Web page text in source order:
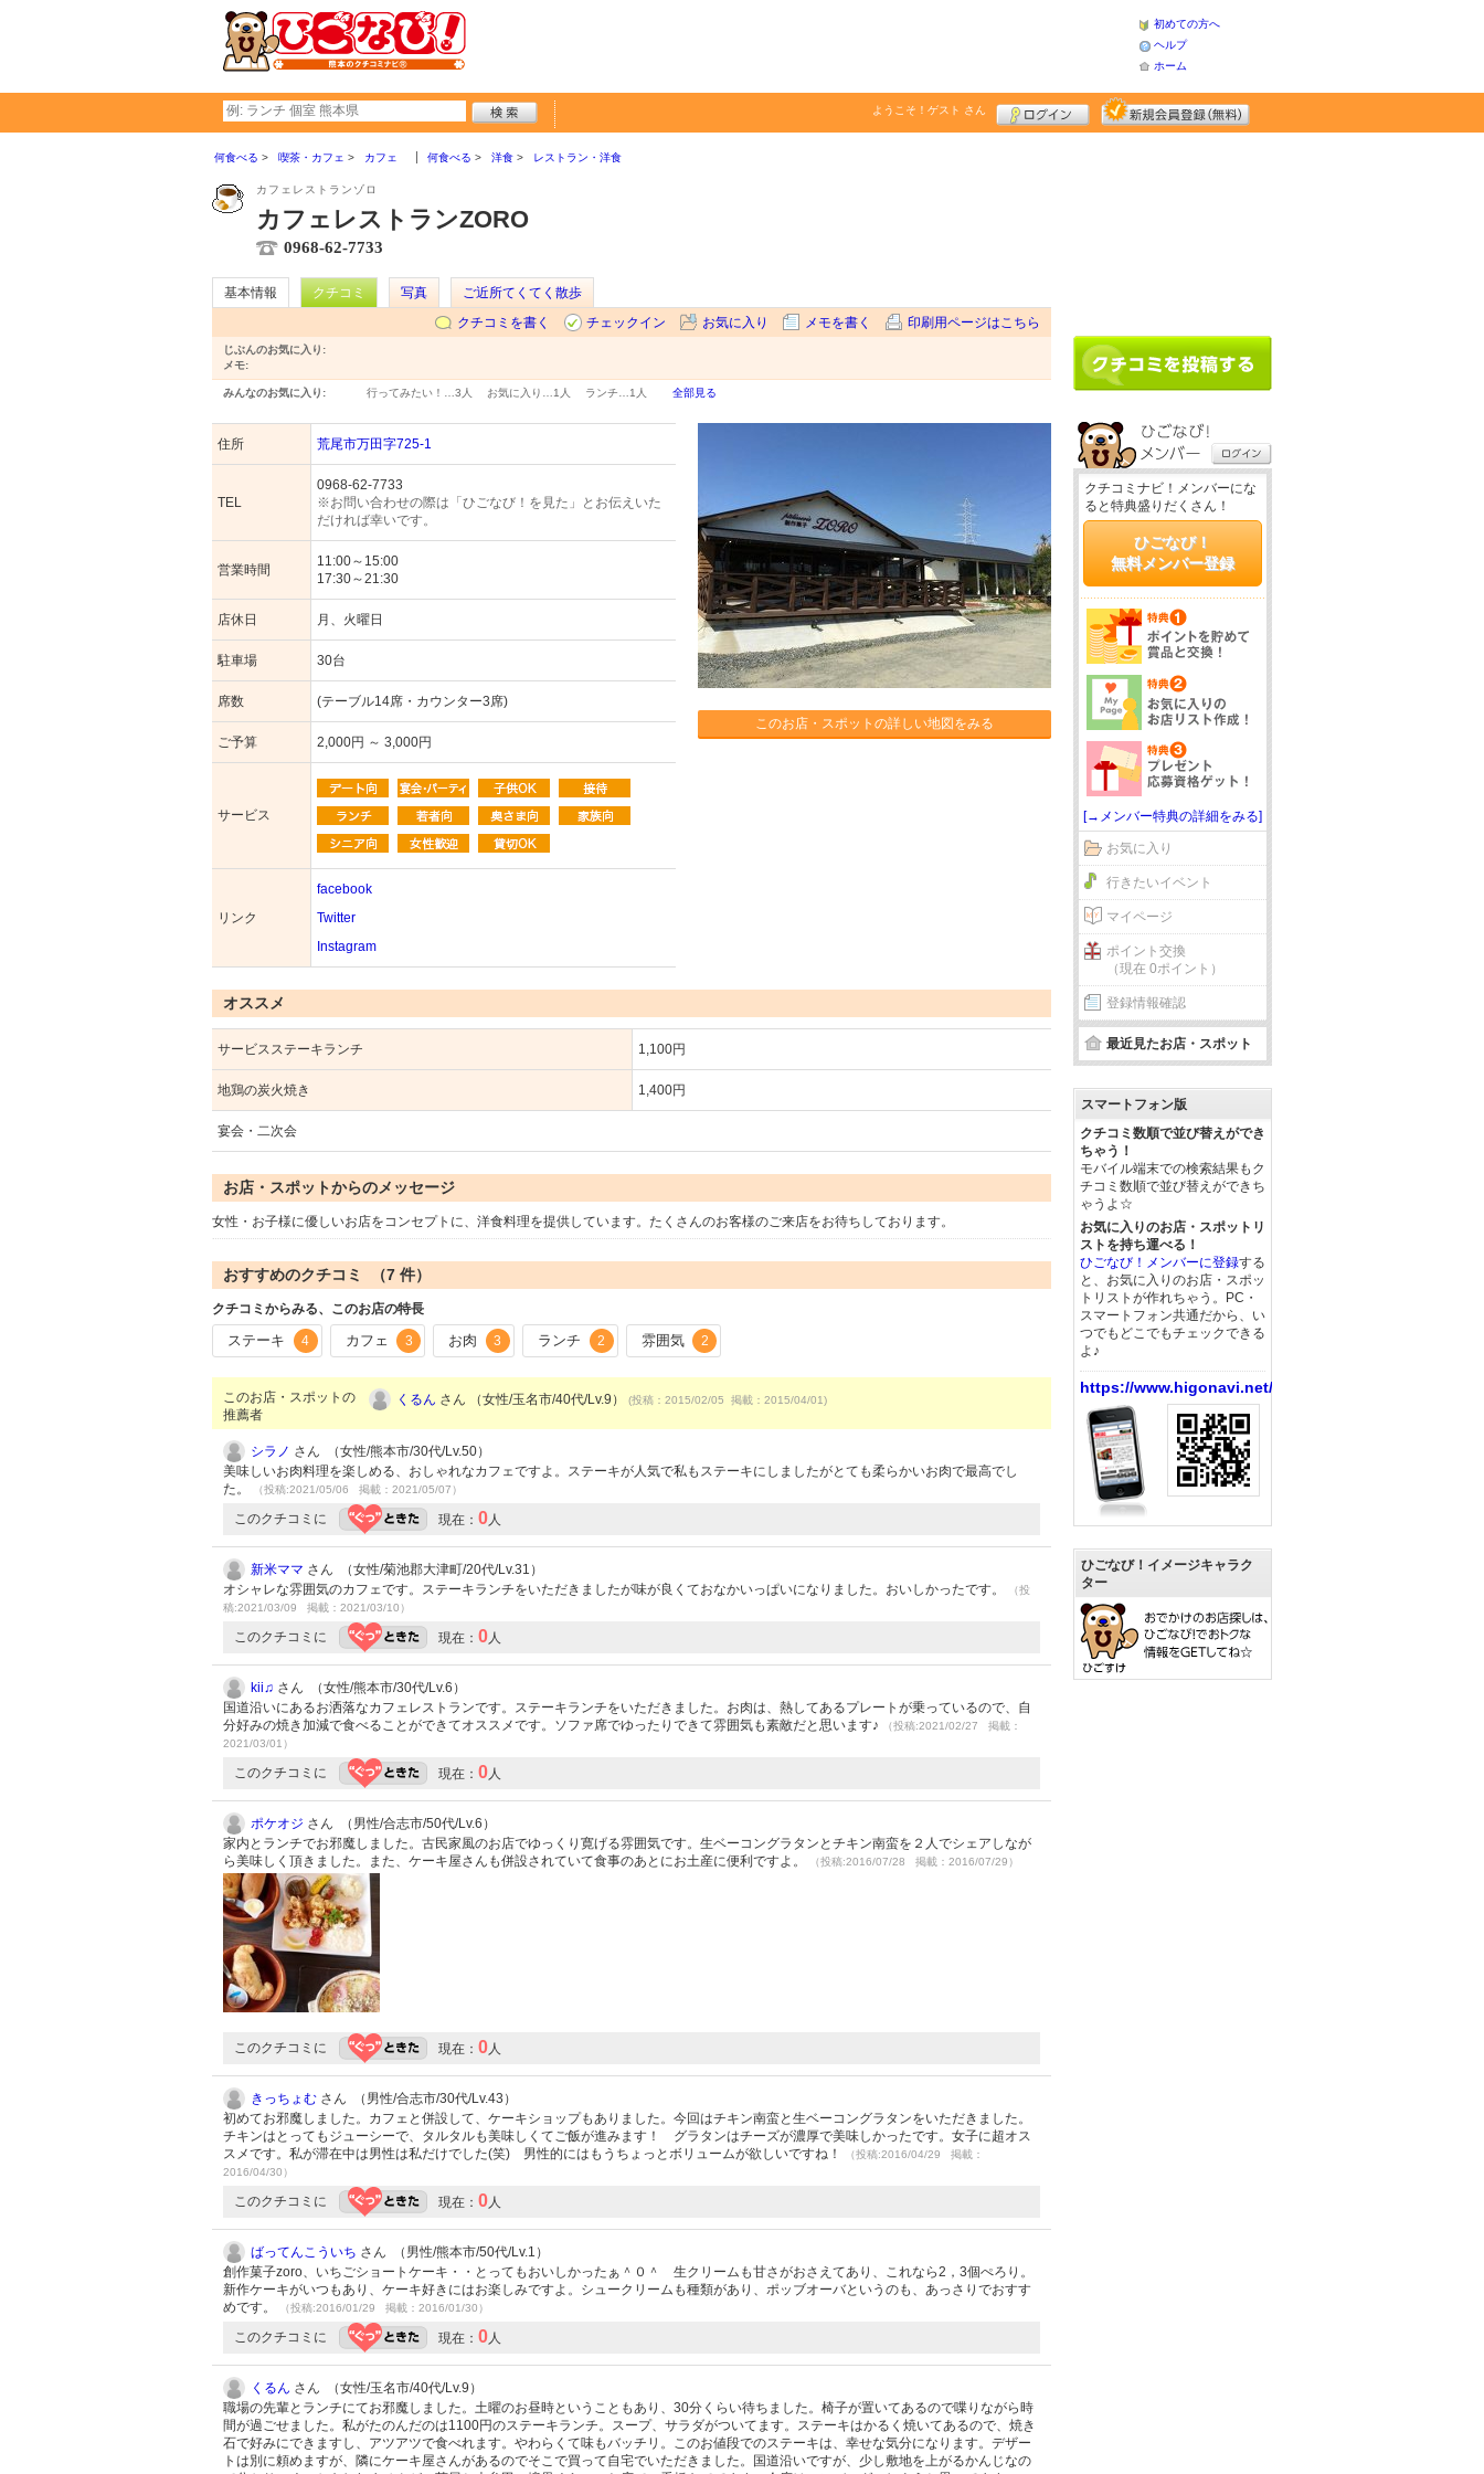
初めての方へ
ヘルプ
ホーム
ようこそ！ ゲスト さん
何食べる 喫茶・カフェ カフェ 何食べる 洋食 レストラン・洋食
カフェレストランゾロ
カフェレストランZORO
0968-62-7733
基本情報 クチコミ 写真
ご近所てくてく散歩
クチコミを書く
チェックイン お気に入り メモを書く 印刷用ページはこちら
じぶんのお気に入り:
メモ:
みんなのお気に入り: 行ってみたい！… 3人 お気に入り… 1人 ランチ… 1人 全部見る
住所 荒尾市万田字725-1
TEL
0968-62-7733
※お問い合わせの際は「ひごなび！を見た」とお伝えいた
だければ幸いです。
営業時間
11:00～15:00
17:30～21:30
店休日 月、火曜日
駐車場 30台
席数 (テーブル14席・カウンター3席)
ご予算 2,000円 ～ 3,000円
サービス
リンク
facebook
Twitter
Instagram
このお店・スポットの詳しい地図をみる
オススメ
サービスステーキランチ 1,100円
地鶏の炭火焼き 1,400円
宴会・二次会
お店・スポットからのメッセージ
女性・お子様に優しいお店をコンセプトに、洋食料理を提供しています。たくさんのお客様のご来店をお待ちしております。
おすすめのクチコミ （7 件）
クチコミからみる、このお店の特長
ステーキ 4 カフェ 3 お肉 3 ランチ 2 雰囲気 2
このお店・スポットの
推薦者
くるん さん （女性/玉名市/40代/Lv.9） (投稿：2015/02/05 掲載：2015/04/01)
シラノ さん （女性/熊本市/30代/Lv.50）
美味しいお肉料理を楽しめる、おしゃれなカフェですよ。ステーキが人気で私もステーキにしましたがとても柔らかいお肉で最高でし
た。
（投稿:2021/05/06 掲載：2021/05/07）
このクチコミに 現在： 0 人
新米ママ さん （女性/菊池郡大津町/20代/Lv.31）
オシャレな雰囲気のカフェです。ステーキランチをいただきましたが味が良くておなかいっぱいになりました。おいしかったです。
（投
稿:2021/03/09 掲載：2021/03/10）
このクチコミに 現在： 0 人
kii♫ さん （女性/熊本市/30代/Lv.6）
国道沿いにあるお洒落なカフェレストランです。ステーキランチをいただきました。お肉は、熱してあるプレートが乗っているので、自
分好みの焼き加減で食べることができてオススメです。ソファ席でゆったりできて雰囲気も素敵だと思います♪
（投稿:2021/02/27 掲載：
2021/03/01）
このクチコミに 現在： 0 人
ポケオジ さん （男性/合志市/50代/Lv.6）
家内とランチでお邪魔しました。古民家風のお店でゆっくり寛げる雰囲気です。生ベーコングラタンとチキン南蛮を２人でシェアしなが
ら美味しく頂きました。また、ケーキ屋さんも併設されていて食事のあとにお土産に便利ですよ。
（投稿:2016/07/28 掲載：2016/07/29）
このクチコミに 現在： 0 人
きっちょむ さん （男性/合志市/30代/Lv.43）
初めてお邪魔しました。カフェと併設して、ケーキショップもありました。今回はチキン南蛮と生ベーコングラタンをいただきました。
チキンはとってもジューシーで、タルタルも美味しくてご飯が進みます！ グラタンはチーズが濃厚で美味しかったです。女子に超オス
スメです。私が滞在中は男性は私だけでした(笑) 男性的にはもうちょっとボリュームが欲しいですね！
（投稿:2016/04/29 掲載：
2016/04/30）
このクチコミに 現在： 0 人
ばってんこういち さん （男性/熊本市/50代/Lv.1）
創作菓子zoro、いちごショートケーキ・・とってもおいしかったぁ＾０＾ 生クリームも甘さがおさえてあり、これなら2，3個ぺろり。
新作ケーキがいつもあり、ケーキ好きにはお楽しみですよ。シュークリームも種類があり、ポッブオーバというのも、あっさりでおすす
めです。
（投稿:2016/01/29 掲載：2016/01/30）
このクチコミに 現在： 0 人
くるん さん （女性/玉名市/40代/Lv.9）
職場の先輩とランチにてお邪魔しました。土曜のお昼時ということもあり、30分くらい待ちました。椅子が置いてあるので喋りながら時
間が過ごせました。私がたのんだのは1100円のステーキランチ。スープ、サラダがついてます。ステーキはかるく焼いてあるので、焼き
石で好みにできますし、アツアツで食べれます。やわらくて味もバッチリ。このお値段でのステーキは、幸せな気分になります。デザー
トは別に頼めますが、隣にケーキ屋さんがあるのでそこで買って自宅でいただきました。国道沿いですが、少し敷地を上がるかんじなの
クチコミナビ！メンバーにな
ると特典盛りだくさん！
ひごなび！
無料メンバー登録
[→メンバー特典の詳細をみる]
お気に入り
行きたいイベント
マイページ
ポイント交換
（現在 0ポイント）
登録情報確認
最近見たお店・スポット
スマートフォン版
クチコミ数順で並び替えができ
ちゃう！
モバイル端末での検索結果もク
チコミ数順で並び替えができち
ゃうよ☆
お気に入りのお店・スポットリ
ストを持ち運べる！
ひごなび！メンバーに登録する
と、お気に入りのお店・スポッ
トリストが作れちゃう。PC・
スマートフォン共通だから、い
つでもどこでもチェックできる
よ♪
https://www.higonavi.net/
ひごなび！イメージキャラク
ター